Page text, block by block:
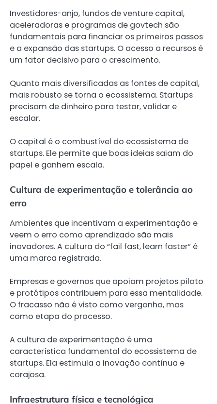
Investidores-anjo, fundos de venture capital,
aceleradoras e programas de govtech são
fundamentais para financiar os primeiros passos
e a expansão das startups. O acesso a recursos é
um fator decisivo para o crescimento.
Quanto mais diversificadas as fontes de capital,
mais robusto se torna o ecossistema. Startups
precisam de dinheiro para testar, validar e
escalar.
O capital é o combustível do ecossistema de
startups. Ele permite que boas ideias saiam do
papel e ganhem escala.
Cultura de experimentação e tolerância ao
erro
Ambientes que incentivam a experimentação e
veem o erro como aprendizado são mais
inovadores. A cultura do “fail fast, learn faster” é
uma marca registrada.
Empresas e governos que apoiam projetos piloto
e protótipos contribuem para essa mentalidade.
O fracasso não é visto como vergonha, mas
como etapa do processo.
A cultura de experimentação é uma
característica fundamental do ecossistema de
startups. Ela estimula a inovação contínua e
corajosa.
Infraestrutura física e tecnológica